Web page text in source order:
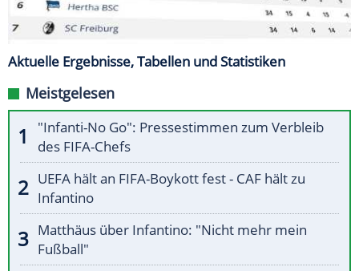
Aktuelle Ergebnisse, Tabellen und Statistiken
Meistgelesen
"Infanti-No Go": Pressestimmen zum Verbleib
des FIFA-Chefs
UEFA hält an FIFA-Boykott fest - CAF hält zu
Infantino
Matthäus über Infantino: "Nicht mehr mein
Fußball"